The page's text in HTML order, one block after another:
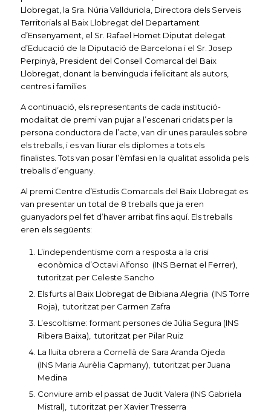
Llobregat, la Sra. Núria Vallduriola, Directora dels Serveis
Territorials al Baix Llobregat del Departament
d’Ensenyament, el Sr. Rafael Homet Diputat delegat
d’Educació de la Diputació de Barcelona i el Sr. Josep
Perpinyà, President del Consell Comarcal del Baix
Llobregat, donant la benvinguda i felicitant als autors,
centres i famílies
A continuació, els representants de cada institució-
modalitat de premi van pujar a l’escenari cridats per la
persona conductora de l’acte, van dir unes paraules sobre
els treballs, i es van lliurar els diplomes a tots els
finalistes. Tots van posar l’èmfasi en la qualitat assolida pels
treballs d’enguany.
Al premi Centre d’Estudis Comarcals del Baix Llobregat es
van presentar un total de 8 treballs que ja eren
guanyadors pel fet d’haver arribat fins aquí. Els treballs
eren els següents:
L’independentisme com a resposta a la crisi
econòmica d’Octavi Alfonso (INS Bernat el Ferrer),
tutoritzat per Celeste Sancho
Els furts al Baix Llobregat de Bibiana Alegria (INS Torre
Roja), tutoritzat per Carmen Zafra
L’escoltisme: formant persones de Júlia Segura (INS
Ribera Baixa), tutoritzat per Pilar Ruiz
La lluita obrera a Cornellà de Sara Aranda Ojeda
(INS Maria Aurèlia Capmany), tutoritzat per Juana
Medina
Conviure amb el passat de Judit Valera (INS Gabriela
Mistral), tutoritzat per Xavier Tresserra